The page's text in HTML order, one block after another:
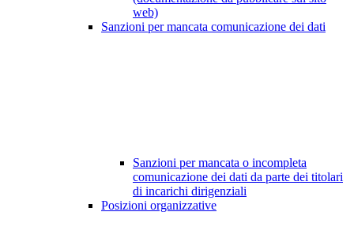
web)
Sanzioni per mancata comunicazione dei dati
Sanzioni per mancata o incompleta
comunicazione dei dati da parte dei titolari
di incarichi dirigenziali
Posizioni organizzative